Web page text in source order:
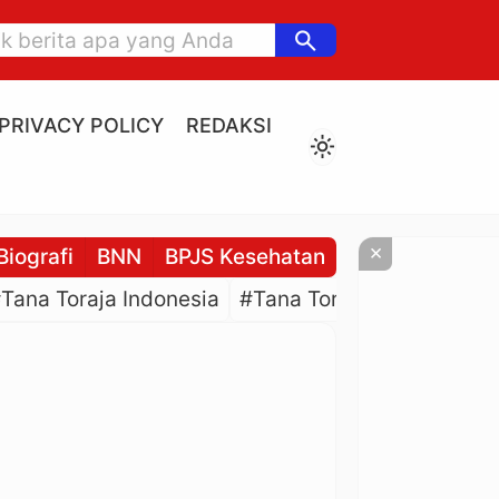
search
PRIVACY POLICY
REDAKSI
light_mode
BNN BPJS Kesehatan BPJS
Toraja Indonesia #Tana Toraja Culture
×